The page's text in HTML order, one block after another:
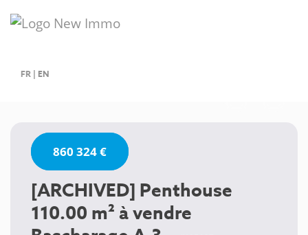
FR | EN
860 324 €
[ARCHIVED] Penthouse
110.00 m² à vendre